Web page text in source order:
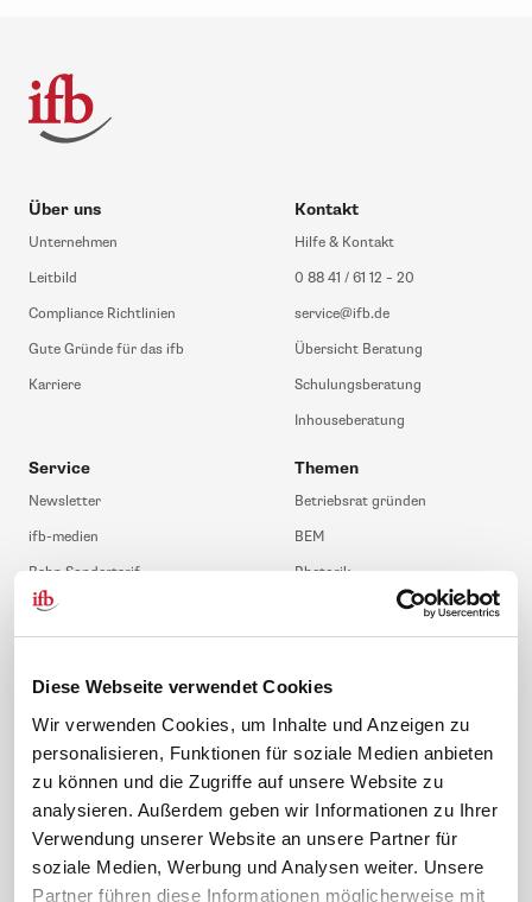
Diese Webseite verwendet Cookies
Wir verwenden Cookies, um Inhalte und Anzeigen zu
personalisieren, Funktionen für soziale Medien anbieten
zu können und die Zugriffe auf unsere Website zu
analysieren. Außerdem geben wir Informationen zu Ihrer
Verwendung unserer Website an unsere Partner für
soziale Medien, Werbung und Analysen weiter. Unsere
Partner führen diese Informationen möglicherweise mit
Über uns
Unternehmen
Leitbild
Compliance Richtlinien
Gute Gründe für das ifb
Karriere
Kontakt
Hilfe & Kontakt
0 88 41 / 61 12 – 20
service@ifb.de
Übersicht Beratung
Schulungsberatung
Inhouseberatung
Service
Newsletter
ifb-medien
Bahn Sondertarif
meinifb
Downloads & Formulare
FAQ
ifb-App Betriebsrat360
Themen
Betriebsrat gründen
BEM
Rhetorik
SBV-Wahl
JAV-Wahl
News. Wissen. Themen.
Lexikon
Rechtsprechung
Folgen Sie uns
Sicherheit durch geprüfte
Qualität!